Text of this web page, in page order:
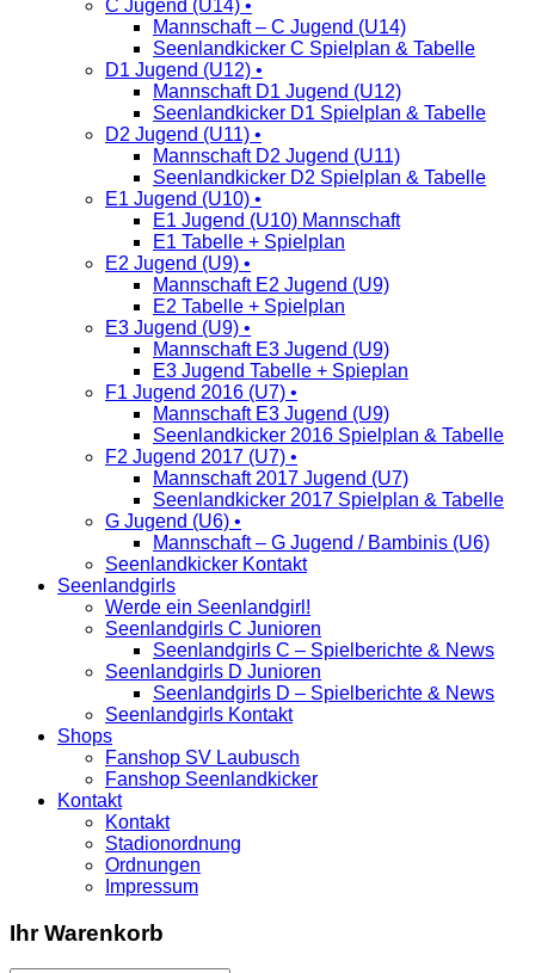
C Jugend (U14) •
Mannschaft – C Jugend (U14)
Seenlandkicker C Spielplan & Tabelle
D1 Jugend (U12) •
Mannschaft D1 Jugend (U12)
Seenlandkicker D1 Spielplan & Tabelle
D2 Jugend (U11) •
Mannschaft D2 Jugend (U11)
Seenlandkicker D2 Spielplan & Tabelle
E1 Jugend (U10) •
E1 Jugend (U10) Mannschaft
E1 Tabelle + Spielplan
E2 Jugend (U9) •
Mannschaft E2 Jugend (U9)
E2 Tabelle + Spielplan
E3 Jugend (U9) •
Mannschaft E3 Jugend (U9)
E3 Jugend Tabelle + Spieplan
F1 Jugend 2016 (U7) •
Mannschaft E3 Jugend (U9)
Seenlandkicker 2016 Spielplan & Tabelle
F2 Jugend 2017 (U7) •
Mannschaft 2017 Jugend (U7)
Seenlandkicker 2017 Spielplan & Tabelle
G Jugend (U6) •
Mannschaft – G Jugend / Bambinis (U6)
Seenlandkicker Kontakt
Seenlandgirls
Werde ein Seenlandgirl!
Seenlandgirls C Junioren
Seenlandgirls C – Spielberichte & News
Seenlandgirls D Junioren
Seenlandgirls D – Spielberichte & News
Seenlandgirls Kontakt
Shops
Fanshop SV Laubusch
Fanshop Seenlandkicker
Kontakt
Kontakt
Stadionordnung
Ordnungen
Impressum
Ihr Warenkorb